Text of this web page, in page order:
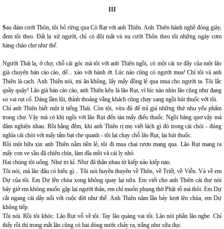
III
Sau đám cưới Thôn, tôi bỏ rừng qua Cò Rạt với anh Thiên. Anh Thiên hành nghề đóng giày,
đem tôi theo. Đất lạ xứ người, chỉ có đôi mắt và nụ cười Thôn theo tôi những ngày cơm
hàng cháo chợ như thế.
Người Thái lạ, ở chợ, chỗ cái góc mà tôi với anh Thiên ngồi, có một cái xe đẩy của một lão
già chuyên bán cào cào, dế... xào với hành ớt. Lúc nào cũng có người mua! Chỉ tôi và anh
Thiên là cạch. Anh Thiên nói, mi ăn không, lấy mấy đồng lẻ qua mua cho người ta. Tôi lắc
quầy quậy! Lão già bán cào cào, anh Thiên kêu là lão Rụt, vì lúc nào nhìn lão cũng như đang
so vai rụt cổ. Dáng lầm lũi, thỉnh thoảng vắng khách cũng chạy sang ngồi hút thuốc với tôi.
Chỉ anh Thiên biết một ít tiếng Thái. Còn tôi, vừa đủ để trả giá những thứ nhu yếu phẩm
trong chợ. Vậy mà có khi ngồi với lão Rụt đến tàn mấy điếu thuốc. Ngồi bâng quơ vậy mà
đâm nghiện nhau. Rồi hằng đêm, khi anh Thiên rị mọ viết lách gì đó trong cái chòi - đúng
nghĩa cái chòi với mấy tấm bạt che quanh - tôi lại chạy chỗ lão Rụt, lại hút thuốc.
Rồi một bữa xin anh Thiên nắm tiền lẻ, tôi đi mua chai rượu mang qua. Lão Rụt mang ra
mấy con ve sầu đã chiên chín, làm dĩa mồi và cái ly nhỏ.
Hai chúng tôi uống. Như tri kỉ. Như đã thân nhau từ kiếp nảo kiếp nao.
Tôi nói, mà lão đâu có hiểu gì... Tôi nói huyên thuyên về Thôn, về Triết, về Viễn. Và về em
Dự của tôi. Em Dự lên chùa xong không quay lại nữa. Em viết cho anh Thiên cái thư nói
bây giờ em không muốn gặp lại người thân, em chỉ muốn phụng thờ Phật tổ mà thôi. Em Dự
cắt ngang cái dây nối với cuộc đời như thế. Anh Thiên năm lần bảy lượt lên chùa, em Dự
không tiếp.
Tôi nói. Rồi tôi khóc. Lão Rụt vỗ về tôi. Tay lão quàng vai tôi. Lão nói phần lão nghe. Chỉ
thấy rồi thì trong mắt lão cũng có hai dòng nước chảy ra, trắng như sữa đục.